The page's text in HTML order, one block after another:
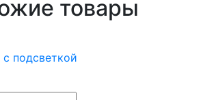
товары
подсветкой